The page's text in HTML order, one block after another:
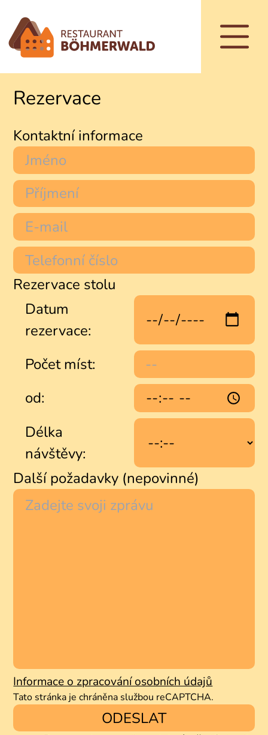
REZERVACE STOLU
JÍDELNÍ LÍSTEK
VINNÝ LÍSTEK
Rezervace
Kontaktní informace
Rezervace stolu
Datum
rezervace:
Počet míst:
od:
Délka
návštěvy:
Další požadavky (nepovinné)
Informace o zpracování osobních údajů
Tato stránka je chráněna službou reCAPTCHA.
ODESLAT